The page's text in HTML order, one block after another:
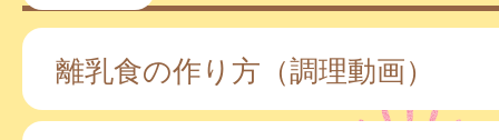
離乳食の作り方（調理動画）